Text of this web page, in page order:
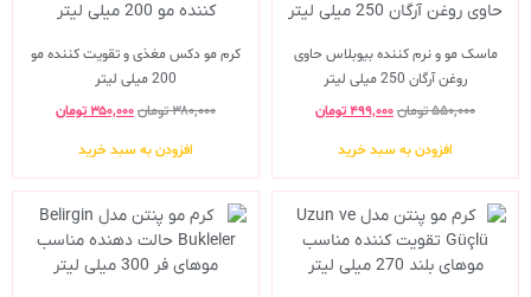
ماسک مو و نرم کننده بیوبلاس حاوی
روغن آرگان 250 میلی لیتر
۵۵۰,۰۰۰تومان۴۹۹,۰۰۰تومان
افزودن به سبد خرید
کرم مو دکس مغذی و تقویت کننده مو
200 میلی لیتر
۳۸۰,۰۰۰تومان۳۵۰,۰۰۰تومان
افزودن به سبد خرید